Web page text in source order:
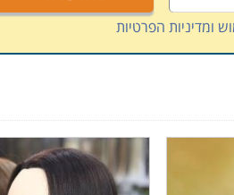
חדשים ונועזים, וגם טכניקות
תוך שימוש בטכניקות
שבהם הוא מבקש להתמקצע
הלימוד וכמה שעות מוקדשות
ומדיניות הפרטיות